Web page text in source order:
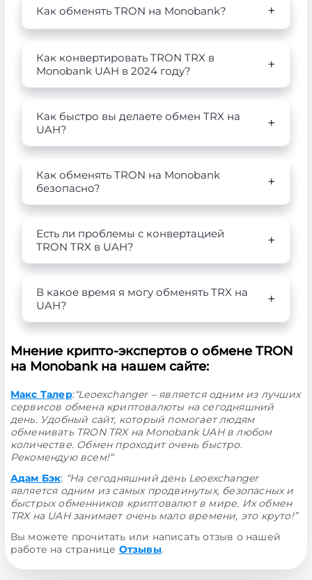
Как обменять TRON на Monobank?
Как конвертировать TRON TRX в
Monobank UAH в 2024 году?
Как быстро вы делаете обмен TRX на
UAH?
Как обменять TRON на Monobank
безопасно?
Есть ли проблемы с конвертацией
TRON TRX в UAH?
В какое время я могу обменять TRX на
UAH?
Мнение крипто-экспертов о обмене TRON
на Monobank на нашем сайте:
Макс Талер:“Leoexchanger – является одним из лучших
сервисов обмена криптовалюты на сегодняшний
день. Удобный сайт, который помогает людям
обменивать TRON TRX на Monobank UAH в любом
количестве. Обмен проходит очень быстро.
Рекомендую всем!“
Адам Бэк: “На сегодняшний день Leoexchanger
является одним из самых продвинутых, безопасных и
быстрых обменников криптовалют в мире. Их обмен
TRX на UAH занимает очень мало времени, это круто!”
Вы можете прочитать или написать отзыв о нашей
работе на странице Отзывы.